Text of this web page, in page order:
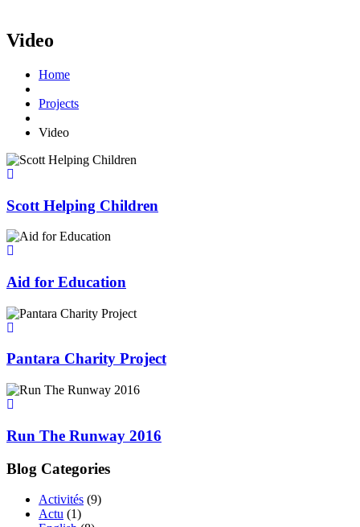
Video
Home
Projects
Video
Scott Helping Children
Aid for Education
Pantara Charity Project
Run The Runway 2016
Blog Categories
Activités (9)
Actu (1)